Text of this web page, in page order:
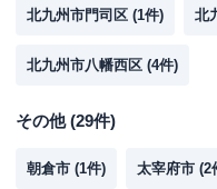
北九州市門司区 (1件) 北
北九州市八幡西区 (4件)
その他(29件)
朝倉市 (1件) 太宰府市 (2